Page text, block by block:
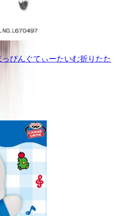
ぴんぐてぃーたいむ折りたた